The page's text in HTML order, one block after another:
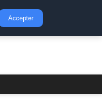
Accepter